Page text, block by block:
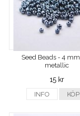
Seed Beads - 4
metallic
15 kr
INFO KÖP